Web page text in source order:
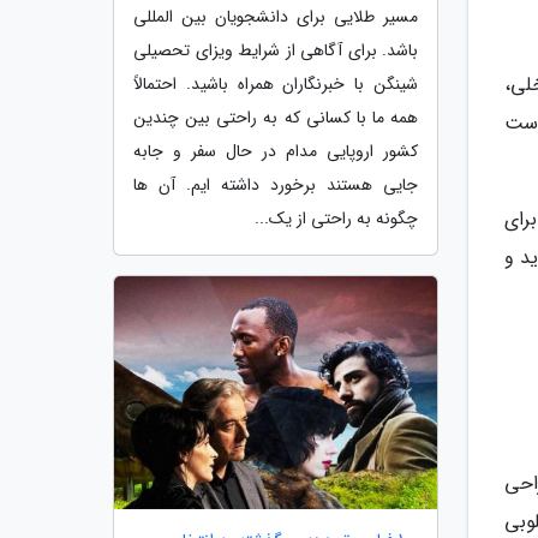
است
و
مسیر طلایی برای دانشجویان بین المللی
باشد. برای آگاهی از شرایط ویزای تحصیلی
شینگن با خبرنگاران همراه باشید. احتمالاً
همه ما با کسانی که به راحتی بین چندین
کشور اروپایی مدام در حال سفر و جابه
جایی هستند برخورد داشته ایم. آن ها
چگونه به راحتی از یک...